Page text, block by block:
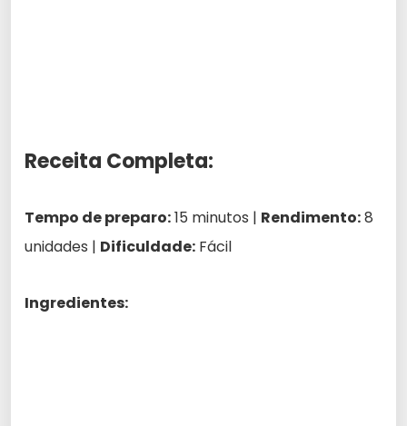
Receita Completa:
Tempo de preparo:15 minutos | Rendimento:8
unidades | Dificuldade: Fácil
Ingredientes: